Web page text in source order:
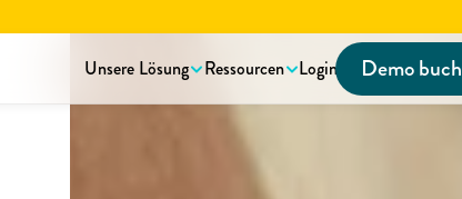
Unsere Lösung Ressourcen Login Demo